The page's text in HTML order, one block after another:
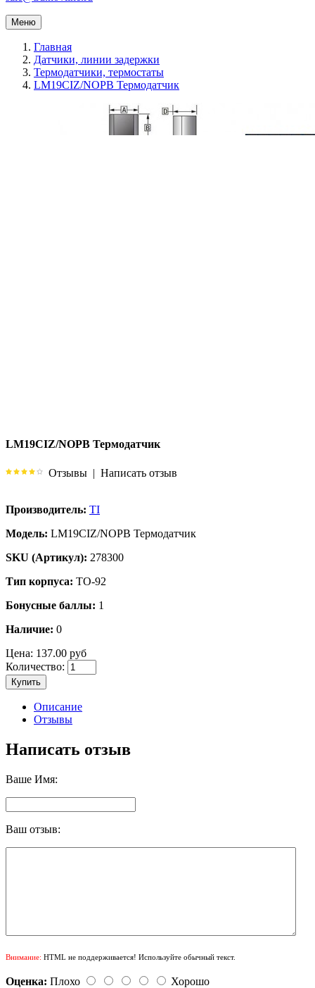
Меню
Главная
Датчики, линии задержки
Термодатчики, термостаты
LM19CIZ/NOPB Термодатчик
LM19CIZ/NOPB Термодатчик
Отзывы | Написать отзыв
Производитель: TI
Модель: LM19CIZ/NOPB Термодатчик
SKU (Артикул): 278300
Тип корпуса: TO-92
Бонусные баллы: 1
Наличие: 0
Цена: 137.00 руб
Количество:
Купить
Описание
Отзывы
Написать отзыв
Ваше Имя:
Ваш отзыв:
Внимание: HTML не поддерживается! Используйте обычный текст.
Оценка: Плохо
Хорошо